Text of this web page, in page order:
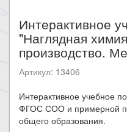
Интерактивное
"Наглядная
производство.
Артикул: 13406
Интерактивное учебное
ФГОС СОО и примерной
общего образования.